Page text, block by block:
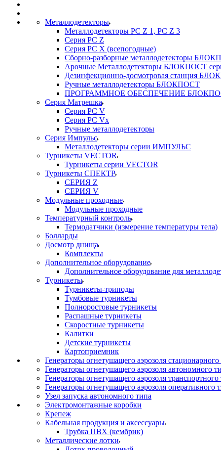
Металлодетекторы
Металлодетекторы РС Z 1, PC Z 3
Серия РС Z
Серия РС X (всепогодные)
Сборно-разборные металлодетекторы
Арочные Металлодетекторы БЛОКПОСТ
Дезинфекционно-досмотровая станция
Ручные металлодетекторы БЛОКПОСТ
ПРОГРАММНОЕ ОБЕСПЕЧЕНИЕ
Серия Матрешка
Серия PC V
Серия PC Vx
Ручные металлодетекторы
Серия Импульс
Металлодетекторы серии ИМПУЛЬС
Турникеты VECTOR
Турникеты серии VECTOR
Турникеты СПЕКТР
СЕРИЯ Z
СЕРИЯ V
Модульные проходные
Модульные проходные
Температурный контроль
Термодатчики (измерение температуры тела)
Болларды
Досмотр днища
Комплекты
Дополнительное оборудование
Дополнительное оборудование для
Турникеты
Турникеты-триподы
Тумбовые турникеты
Полноростовые турникеты
Распашные турникеты
Скоростные турникеты
Калитки
Детские турникеты
Картоприемник
Генераторы огнетушащего аэрозоля стационарного
Генераторы огнетушащего аэрозоля автономного
Генераторы огнетушащего аэрозоля транспортного
Генераторы огнетушащего аэрозоля оперативного
Узел запуска автономного типа
Электромонтажные коробки
Крепеж
Кабельная продукция и аксессуары
Трубка ПВХ (кембрик)
Металлические лотки